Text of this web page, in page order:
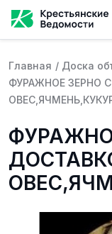
Главная / Доска
ФУРАЖНОЕ ЗЕРНО